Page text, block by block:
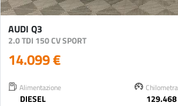
AUDI Q3
2.0 TDI 150 CV SPORT
14.099 €
Alimentazione
DIESEL